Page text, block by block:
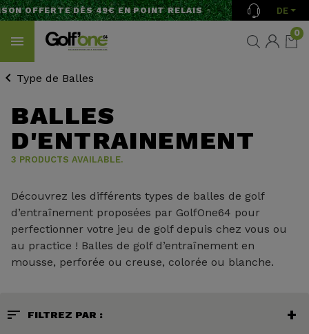
OFFERTE DÈS 49€ EN POINT RELAIS DE
0
Type de Balles
BALLES
D'ENTRAINEMENT
3 PRODUCTS AVAILABLE.
Découvrez les différents types de balles de golf
d’entraînement proposées par GolfOne64 pour
perfectionner votre jeu de golf depuis chez vous ou
au practice ! Balles de golf d’entraînement en
mousse, perforée ou creuse, colorée ou blanche.
sort FILTREZ PAR :